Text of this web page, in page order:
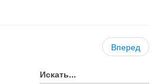
Вперед
Искать...